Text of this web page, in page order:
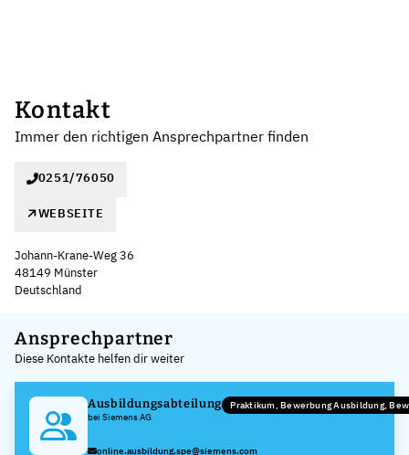
Kontakt
Immer den richtigen Ansprechpartner finden
0251/76050
WEBSEITE
Johann-Krane-Weg 36
48149 Münster
Deutschland
+
−
Ansprechpartner
Diese Kontakte helfen dir weiter
Ausbildungsabteilung
bei Siemens AG
Praktikum, Bewerbung Ausbildung,
online.ausbildung.spe@siemens.com